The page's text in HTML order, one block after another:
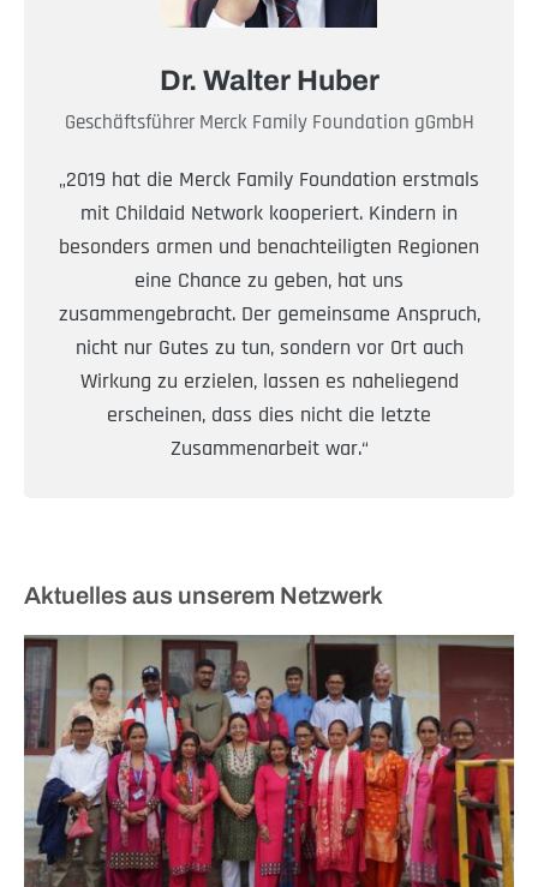
Dr. Walter Huber
Geschäftsführer Merck Family Foundation gGmbH
„2019 hat die Merck Family Foundation erstmals
mit Childaid Network kooperiert. Kindern in
besonders armen und benachteiligten Regionen
eine Chance zu geben, hat uns
zusammengebracht. Der gemeinsame Anspruch,
nicht nur Gutes zu tun, sondern vor Ort auch
Wirkung zu erzielen, lassen es naheliegend
erscheinen, dass dies nicht die letzte
Zusammenarbeit war.“
Aktuelles aus unserem Netzwerk